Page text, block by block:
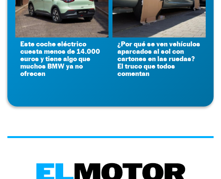
Este coche eléctrico
cuesta menos de 14.000
euros y tiene algo que
muchos BMW ya no
ofrecen
¿Por qué se ven vehículos
aparcados al sol con
cartones en las ruedas?
El truco que todos
comentan